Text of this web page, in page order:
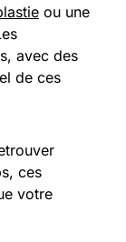
ou une
avec des
de ces
ces
votre